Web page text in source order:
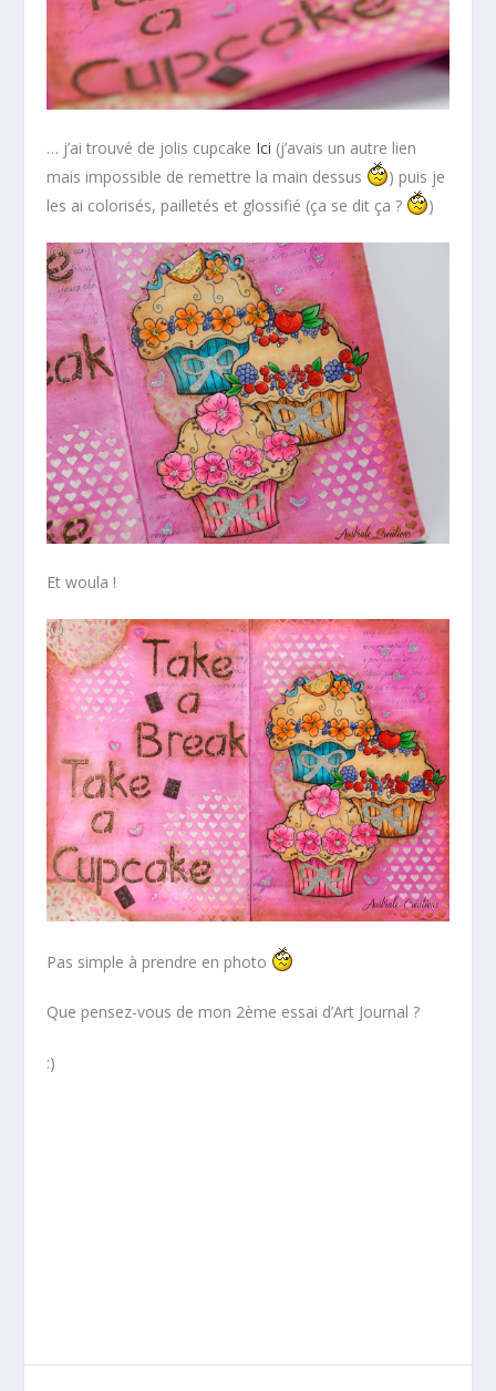
… j’ai trouvé de jolis cupcake Ici (j’avais un autre lien
mais impossible de remettre la main dessus
) puis je
les ai colorisés, pailletés et glossifié (ça se dit ça ?
)
Et woula !
Pas simple à prendre en photo
Que pensez-vous de mon 2ème essai d’Art Journal ?
:)